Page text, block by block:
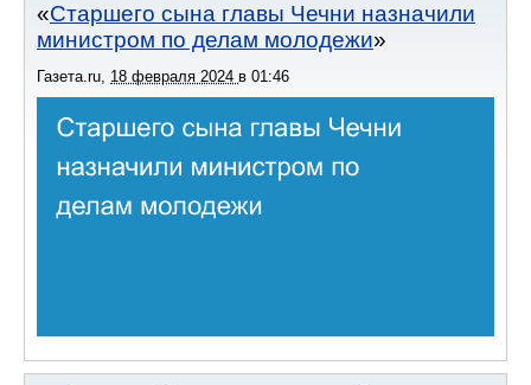
Старшего сына главы Чечни назначили
министром по делам молодежи
Газета.ru, 18 февраля 2024 в 01:46